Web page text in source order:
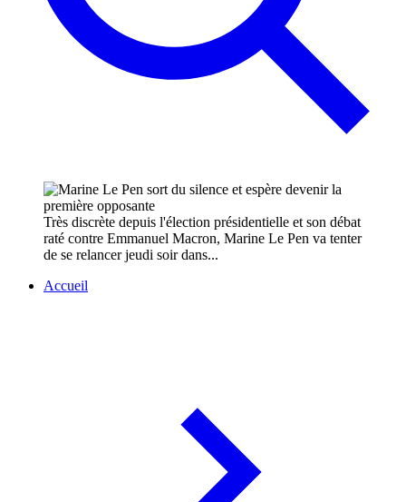
Très discrète depuis l'élection présidentielle et son débat
raté contre Emmanuel Macron, Marine Le Pen va tenter
de se relancer jeudi soir dans...
Accueil